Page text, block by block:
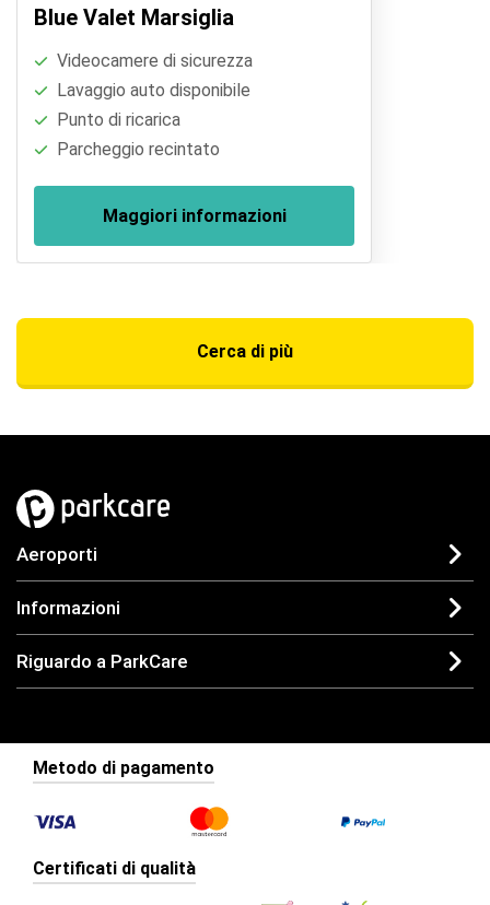
Blue Valet Marsiglia
Videocamere di sicurezza
Lavaggio auto disponibile
Punto di ricarica
Parcheggio recintato
Maggiori informazioni
Cerca di più
Aeroporti
Informazioni
Riguardo a ParkCare
Metodo di pagamento
Certificati di qualità